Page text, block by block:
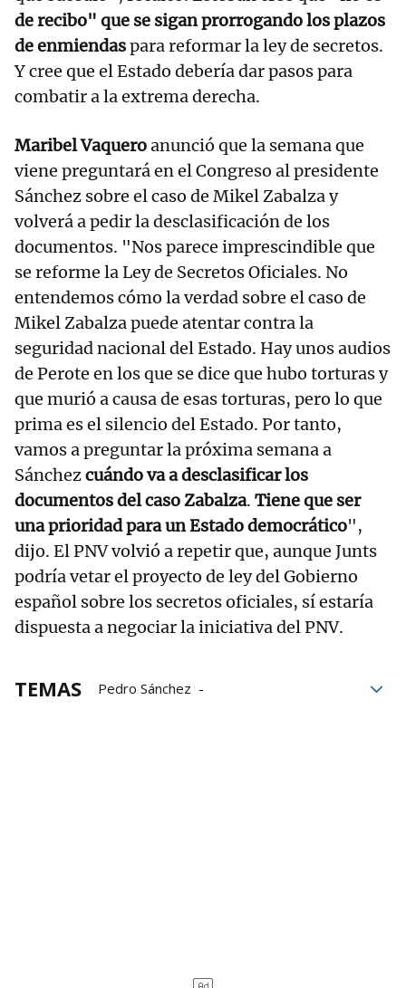
de recibo" que se sigan prorrogando los plazos
de enmiendaspara reformar la ley de secretos.
Y cree que el Estado debería dar pasos para
combatir a la extrema derecha.
Maribel Vaqueroanunció que la semana que
viene preguntará en el Congreso al presidente
Sánchez sobre el caso de Mikel Zabalza y
volverá a pedir la desclasificación de los
documentos. "Nos parece imprescindible que
se reforme la Ley de Secretos Oficiales. No
entendemos cómo la verdad sobre el caso de
Mikel Zabalza puede atentar contra la
seguridad nacional del Estado. Hay unos audios
de Perote en los que se dice que hubo torturas y
que murió a causa de esas torturas, pero lo que
prima es el silencio del Estado. Por tanto,
vamos a preguntar la próxima semana a
Sánchezcuándo va a desclasificar los
documentos del caso Zabalza. Tiene que ser
una prioridad para un Estado democrático",
dijo. El PNV volvió a repetir que, aunque Junts
podría vetar el proyecto de ley del Gobierno
español sobre los secretos oficiales, sí estaría
dispuesta a negociar la iniciativa del PNV.
TEMAS
Pedro Sánchez